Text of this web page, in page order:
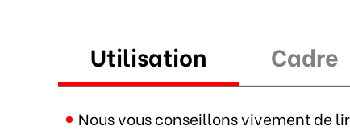
Utilisation Cadre
Nous vous conseillons vivement de